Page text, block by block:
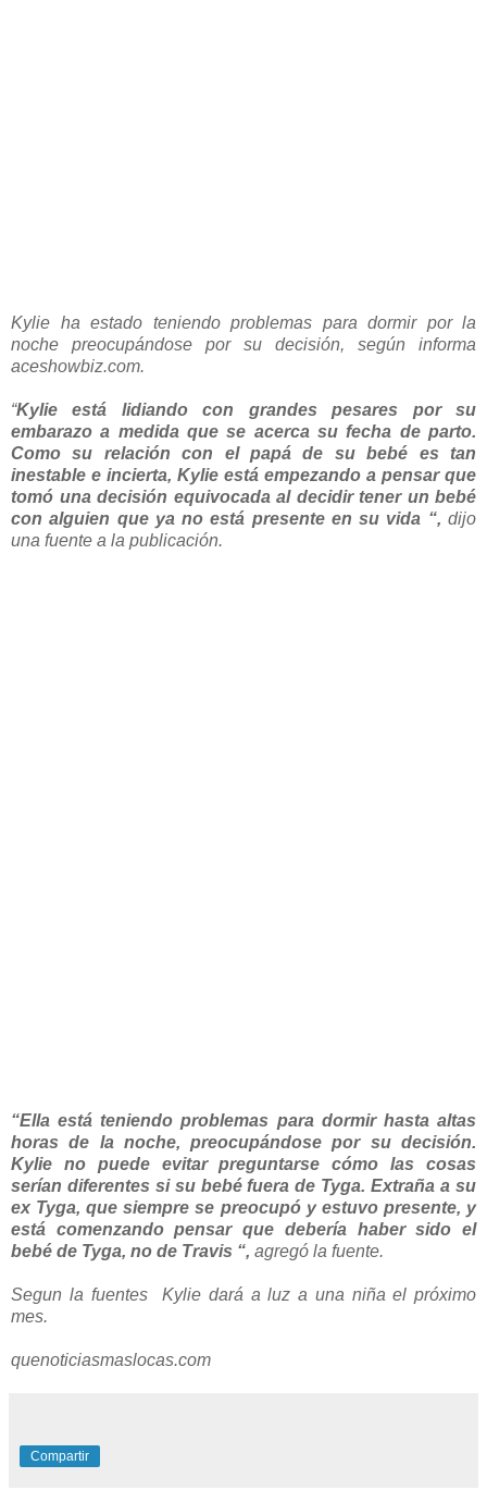
Kylie ha estado teniendo problemas para dormir por la
noche preocupándose por su decisión, según informa
aceshowbiz.com.
“Kylie está lidiando con grandes pesares por su
embarazo a medida que se acerca su fecha de parto.
Como su relación con el papá de su bebé es tan
inestable e incierta, Kylie está empezando a pensar que
tomó una decisión equivocada al decidir tener un bebé
con alguien que ya no está presente en su vida “, dijo
una fuente a la publicación.
“Ella está teniendo problemas para dormir hasta altas
horas de la noche, preocupándose por su decisión.
Kylie no puede evitar preguntarse cómo las cosas
serían diferentes si su bebé fuera de Tyga. Extraña a su
ex Tyga, que siempre se preocupó y estuvo presente, y
está comenzando pensar que debería haber sido el
bebé de Tyga, no de Travis “, agregó la fuente.
Segun la fuentes Kylie dará a luz a una niña el próximo
mes.
quenoticiasmaslocas.com
Compartir